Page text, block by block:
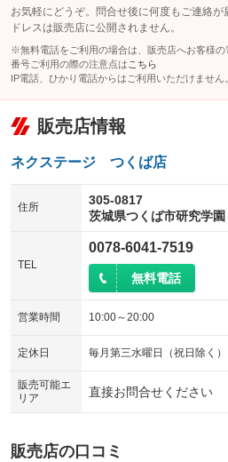
お気軽にどうぞ。問合せ後に何度もご連絡
ドレスは販売店に公開されません。
※無料電話をご利用の場合は、販売店へお客様
番号ご利用の際の注意点は こちら
IP電話、ひかり電話からはご利用いただけません。
販売店情報
ネクステージ つくば店
住所
305-0817
茨城県つくば市研究学園
TEL
0078-6041-7519
無料電話
営業時間 10:00～20:00
定休日 毎月第三水曜日（祝日除く
販売可能エ
リア
直接お問合せください
販売店の口コミ